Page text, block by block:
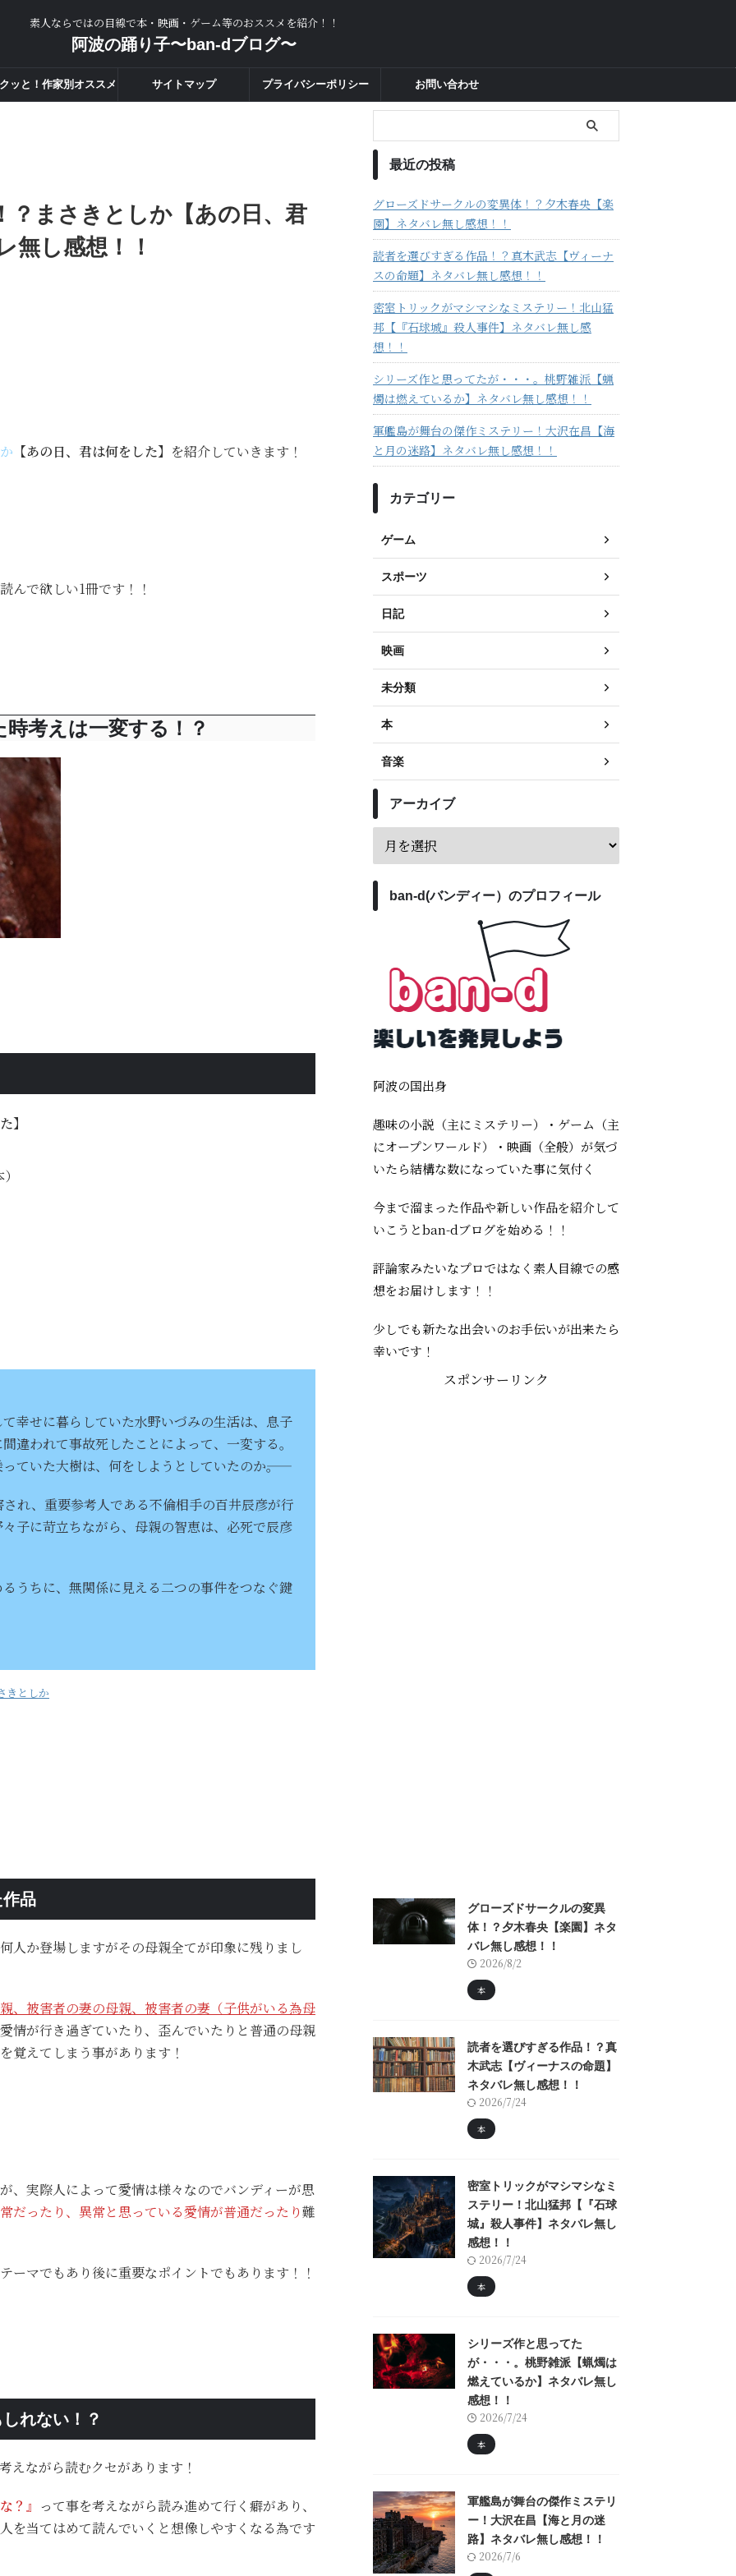
素人ならではの目線で本・映画・ゲーム等のおススメを紹介！！
阿波の踊り子〜ban-dブログ〜
ッと！作家別オススメ サイトマップ プライバシーポリシー お問い合わせ
？まさきとしか【あの日、君
無し感想！！
【あの日、君は何をした】 を紹介していきます！
んで欲しい1冊です！！
考えは一変する！？
】
幸せに暮らしていた水野いづみの生活は、息子
違われて事故死したことによって、一変する。
ていた大樹は、何をしようとしていたのか――。
れ、重要参考人である不倫相手の百井辰彦が行
子に苛立ちながら、母親の智恵は、必死で辰彦
うちに、無関係に見える二つの事件をつなぐ鍵
きとしか
品
人か登場しますがその母親全てが印象に残りまし
、被害者の妻の母親、被害者の妻（子供がいる為母
情が行き過ぎていたり、歪んでいたりと普通の母親
を覚えてしまう事があります！
、実際人によって愛情は様々なのでバンディーが思
だったり、異常と思っている愛情が普通だったり難
ーマでもあり後に重要なポイントでもあります！！
れない！？
えながら読むクセがあります！
？』 って事を考えながら読み進めて行く癖があり、
を当てはめて読んでいくと想像しやすくなる為です
最近の投稿
グローズドサークルの変異体！？夕木春央【楽
園】ネタバレ無し感想！！
読者を選びすぎる作品！？真木武志【ヴィーナ
スの命題】ネタバレ無し感想！！
密室トリックがマシマシなミステリー！北山猛
邦【『石球城』殺人事件】ネタバレ無し感
想！！
シリーズ作と思ってたが・・・。桃野雑派【蝋
燭は燃えているか】ネタバレ無し感想！！
軍艦島が舞台の傑作ミステリー！大沢在昌【海
と月の迷路】ネタバレ無し感想！！
カテゴリー
ゲーム
スポーツ
日記
映画
未分類
本
音楽
アーカイブ
ban-d(バンディー）のプロフィール
阿波の国出身
趣味の小説（主にミステリー）・ゲーム（主
にオープンワールド）・映画（全般）が気づ
いたら結構な数になっていた事に気付く
今まで溜まった作品や新しい作品を紹介して
いこうとban-dブログを始める！！
評論家みたいなプロではなく素人目線での感
想をお届けします！！
少しでも新たな出会いのお手伝いが出来たら
幸いです！
スポンサーリンク
グローズドサークルの変異
体！？夕木春央【楽園】ネタ
バレ無し感想！！
2026/8/2
本
読者を選びすぎる作品！？真
木武志【ヴィーナスの命題】
ネタバレ無し感想！！
2026/7/24
本
密室トリックがマシマシなミ
ステリー！北山猛邦【『石球
城』殺人事件】ネタバレ無し
感想！！
2026/7/24
本
シリーズ作と思ってた
が・・・。桃野雑派【蝋燭は
燃えているか】ネタバレ無し
感想！！
2026/7/24
本
軍艦島が舞台の傑作ミステリ
ー！大沢在昌【海と月の迷
路】ネタバレ無し感想！！
2026/7/6